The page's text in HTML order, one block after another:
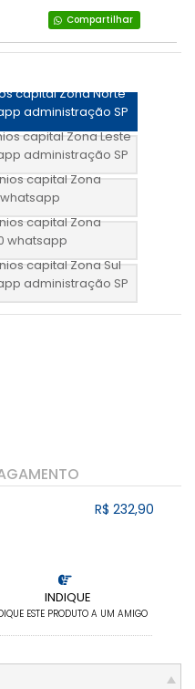
Compartilhar
capital Zona Norte
administração SP
capital Zona Leste
administração SP
capital Zona
capital Zona
whatsapp
capital Zona Sul
administração SP
INDIQUE
ESTE PRODUTO A UM AMIGO
R$ 232,90